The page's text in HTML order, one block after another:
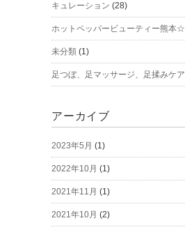
キュレーション (28)
ホットペッパービューティー熊本☆
未分類 (1)
足つぼ、足マッサージ、足揉みケア
アーカイブ
2023年5月 (1)
2022年10月 (1)
2021年11月 (1)
2021年10月 (2)